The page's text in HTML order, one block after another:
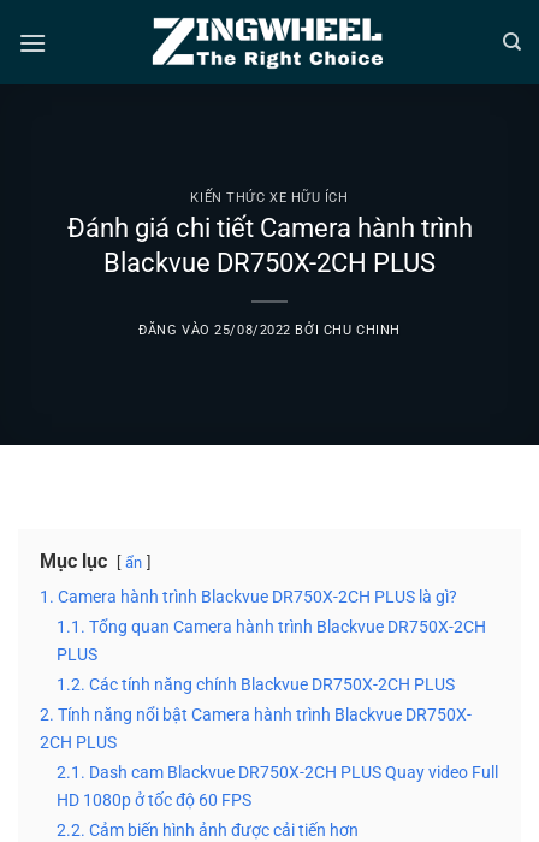
qua
KIẾN THỨC XE HỮU ÍCH
Đánh giá chi tiết Camera hành trình
Blackvue DR750X-2CH PLUS
ĐĂNG VÀO25/08/2022 BỞI CHU CHINH
Mục lục ẩn
1. Camera hành trình Blackvue DR750X-2CH PLUS là gì?
1.1. Tổng quan Camera hành trình Blackvue DR750X-2CH
PLUS
1.2. Các tính năng chính Blackvue DR750X-2CH PLUS
2. Tính năng nổi bật Camera hành trình Blackvue DR750X-
2CH PLUS
2.1. Dash cam Blackvue DR750X-2CH PLUS Quay video Full
HD 1080p ở tốc độ 60 FPS
2.2. Cảm biến hình ảnh được cải tiến hơn